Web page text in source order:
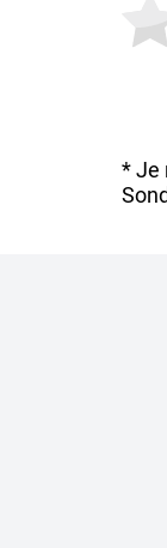
* Je